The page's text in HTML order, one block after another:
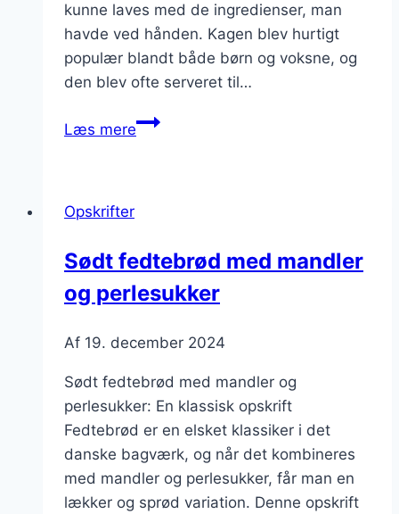
kunne laves med de ingredienser, man
havde ved hånden. Kagen blev hurtigt
populær blandt både børn og voksne, og
den blev ofte serveret til…
Læs mereFedtebrød
Opskrifter
Sødt fedtebrød med mandler
og perlesukker
Af 19. december 2024
Sødt fedtebrød med mandler og
perlesukker: En klassisk opskrift
Fedtebrød er en elsket klassiker i det
danske bagværk, og når det kombineres
med mandler og perlesukker, får man en
lækker og sprød variation. Denne opskrift